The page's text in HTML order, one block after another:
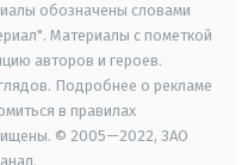
обозначены словами
Материалы с пометкой
авторов и героев.
Подробнее о рекламе
в правилах
© 2005—2022, ЗАО